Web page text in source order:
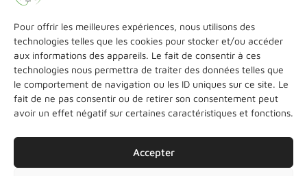
Pour offrir les meilleures expériences, nous utilisons des
technologies telles que les cookies pour stocker et/ou accéder
aux informations des appareils. Le fait de consentir à ces
technologies nous permettra de traiter des données telles que
le comportement de navigation ou les ID uniques sur ce site. Le
fait de ne pas consentir ou de retirer son consentement peut
avoir un effet négatif sur certaines caractéristiques et fonctions.
Accepter
Informations de contact
06 22 69 15 46
littleshopcbd@gmail.com
Instagram Boutique Paris 11
Instagram